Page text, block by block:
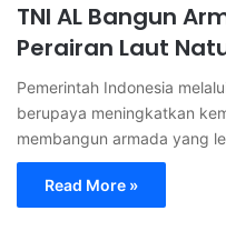
TNI AL Bangun
Perairan Laut
Pemerintah Indonesia
berupaya meningkatkan
membangun armada yang
Read More »